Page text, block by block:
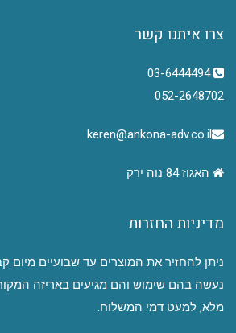
צרו איתנו קשר
03-6444494
052-2648702
keren@ankona-adv.co.il
האגוז 84 נוה ירק
מדיניות החזרות
ניתן להחזיר את המוצרים עד שבועיים מיום
נעשה בהם שימוש והם מגיעים באריזה
מלא, למעט דמי המשלוח.